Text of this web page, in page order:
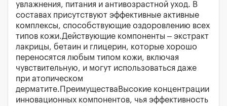
увлажнения, питания и антивозрастной уход. В
составах присутствуют эффективные активные
комплексы, способствующие оздоровлению всех
типов кожи.Действующие компоненты – экстракт
лакрицы, бетаин и глицерин, которые хорошо
переносятся любым типом кожи, включая
чувствительную, и могут использоваться даже
при атопическом
дерматите.ПреимуществаВысокие концентрации
инновационных компонентов, чья эффективность